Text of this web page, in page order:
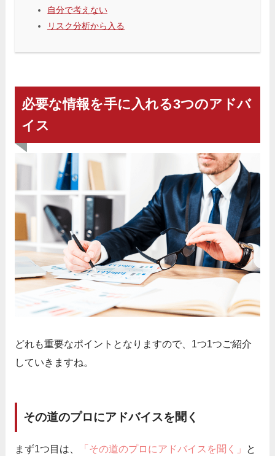
自分で考えない
リスク分析から入る
必要な情報を手に入れる3つのアドバ
イス
どれも重要なポイントとなりますので、1つ1つご紹介
していきますね。
その道のプロにアドバイスを聞く
まず1つ目は、 「その道のプロにアドバイスを聞く」
と